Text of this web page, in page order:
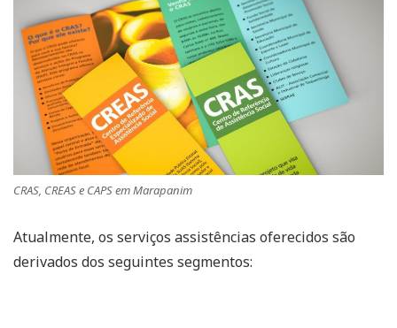
CRAS, CREAS e CAPS em Marapanim
Atualmente, os serviços assistências oferecidos são
derivados dos seguintes segmentos: